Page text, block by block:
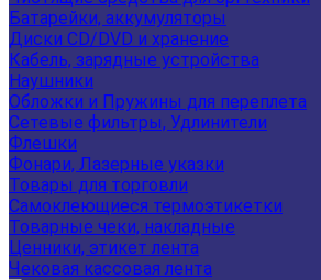
Батарейки, аккумуляторы
Диски CD/DVD и хранение
Кабель, зарядные устройства
Наушники
Обложки и Пружины для переплета
Сетевые фильтры, Удлинители
Флешки
Фонари, Лазерные указки
Товары для торговли
Самоклеющиеся термоэтикетки
Товарные чеки, накладные
Ценники, этикет лента
Чековая кассовая лента